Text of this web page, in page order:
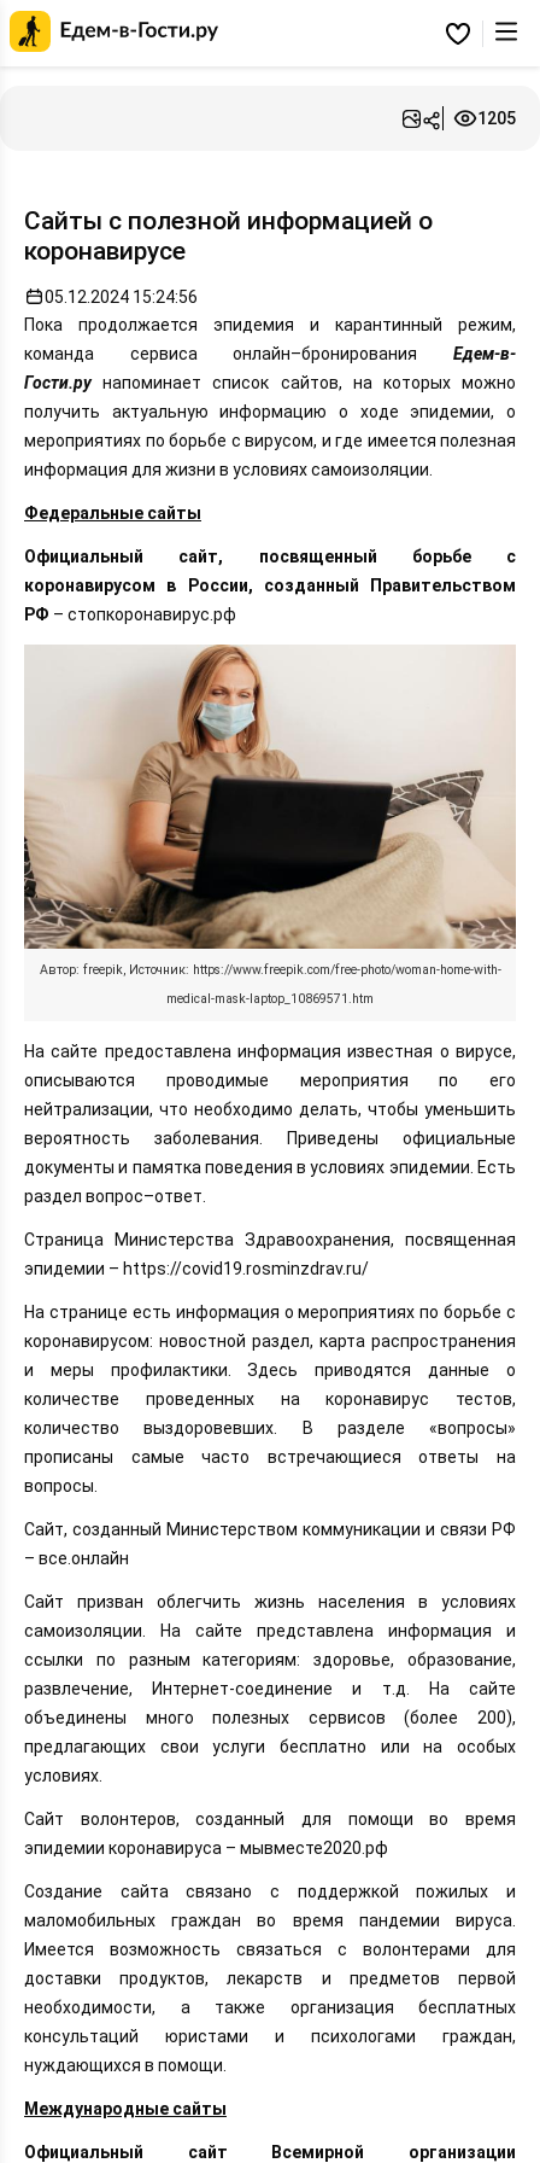
Избранное
1205
Сайты с полезной информацией о
коронавирусе
05.12.2024 15:24:56
Пока продолжается эпидемия и карантинный режим,
команда сервиса онлайн–бронирования Едем-в-
Гости.рунапоминает список сайтов, на которых можно
получить актуальную информацию о ходе эпидемии, о
мероприятиях по борьбе с вирусом, и где имеется полезная
информация для жизни в условиях самоизоляции.
Федеральные сайты
Официальный сайт, посвященный борьбе с
коронавирусом в России, созданный Правительством
РФ – стопкоронавирус.рф
Автор: freepik, Источник: https://www.freepik.com/free-photo/woman-home-with-
medical-mask-laptop_10869571.htm
На сайте предоставлена информация известная о вирусе,
описываются проводимые мероприятия по его
нейтрализации, что необходимо делать, чтобы уменьшить
вероятность заболевания. Приведены официальные
документы и памятка поведения в условиях эпидемии. Есть
раздел вопрос–ответ.
Страница Министерства Здравоохранения, посвященная
эпидемии – https://covid19.rosminzdrav.ru/
На странице есть информация о мероприятиях по борьбе с
коронавирусом: новостной раздел, карта распространения
и меры профилактики. Здесь приводятся данные о
количестве проведенных на коронавирус тестов,
количество выздоровевших. В разделе «вопросы»
прописаны самые часто встречающиеся ответы на
вопросы.
Сайт, созданный Министерством коммуникации и связи РФ
– все.онлайн
Сайт призван облегчить жизнь населения в условиях
самоизоляции. На сайте представлена информация и
ссылки по разным категориям: здоровье, образование,
развлечение, Интернет-соединение и т.д. На сайте
объединены много полезных сервисов (более 200),
предлагающих свои услуги бесплатно или на особых
условиях.
Сайт волонтеров, созданный для помощи во время
эпидемии коронавируса – мывместе2020.рф
Создание сайта связано с поддержкой пожилых и
маломобильных граждан во время пандемии вируса.
Имеется возможность связаться с волонтерами для
доставки продуктов, лекарств и предметов первой
необходимости, а также организация бесплатных
консультаций юристами и психологами граждан,
нуждающихся в помощи.
Международные сайты
Официальный сайт Всемирной организации